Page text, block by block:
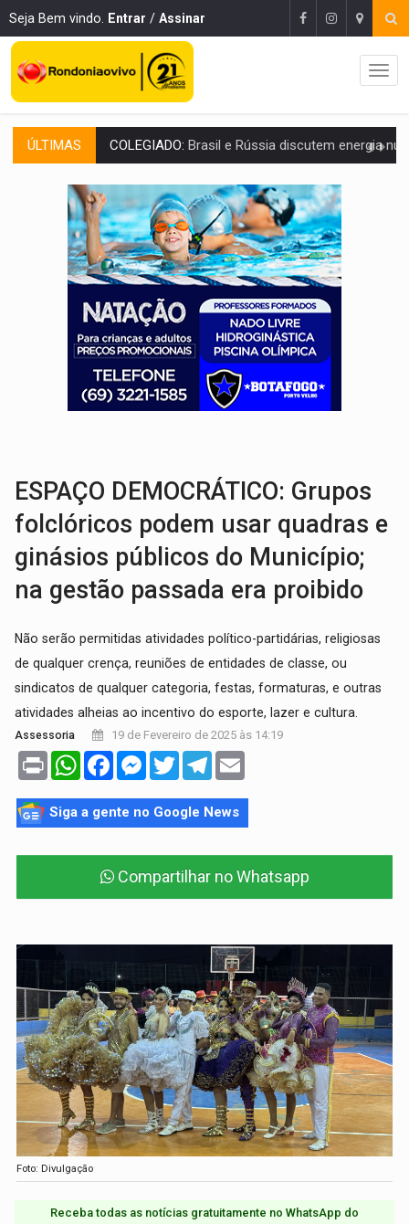
Seja Bem vindo. Entrar / Assinar
ÚLTIMAS URGENTE:Colisão entre caminhão e carro deixa quatro mortos e um em
ENCONTRO:Amazônia Negra ganha projeção nacional com participação de
PREVISÃO:Porto Velho tem chances de chuvas isoladas nesta
SINDICATOS UNIDOS:Assembleia Geral delibera greve da educação
PROCESSO SELETIVO:Rondoniaovivo abre oficina de Comunicação com
AGOSTO LILÁS: MPRO lança de portal e promove reflexão sobre trajetória da
REGULARIZAÇÃO:Refis 2026 segue até o fim do ano para
ROLIM DE MOURA:Programa da Energisa beneficia 60 famílias com geladeiras
Brasil e Rússia discutem energia nuclear, defesa e
ESPAÇO DEMOCRÁTICO: Grupos
folclóricos podem usar quadras e
ginásios públicos do Município;
na gestão passada era proibido
Não serão permitidas atividades político-partidárias, religiosas
de qualquer crença, reuniões de entidades de classe, ou
sindicatos de qualquer categoria, festas, formaturas, e outras
atividades alheias ao incentivo do esporte, lazer e cultura.
Assessoria 19 de Fevereiro de 2025 às 14:19
Print WhatsAppFacebookMessenger
TwitterTelegram
Siga a gente no Google News
Compartilhar no Whatsapp
Foto: Divulgação
Receba todas as notícias gratuitamente no WhatsApp do